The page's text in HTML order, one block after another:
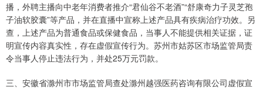
播，外聘主播向中老年消费者推介“君仙谷不老酒”“舒康奇力子灵芝孢
子油软胶囊”等产品，并在直播中宣称上述产品具有疾病治疗功效。另
查，上述产品为普通食品或保健食品，当事人不能提供相关证据，证
明宣传内容真实性，存在虚假宣传行为。苏州市姑苏区市场监管局责
令当事人停止违法行为，并处25万元罚款。
三、安徽省滁州市市场监管局查处滁州越强医药咨询有限公司虚假宣